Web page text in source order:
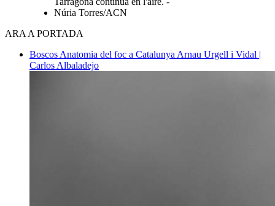
Núria Torres/ACN
ARA A PORTADA
Boscos Anatomia del foc a Catalunya Arnau Urgell i Vidal |
Carlos Albaladejo